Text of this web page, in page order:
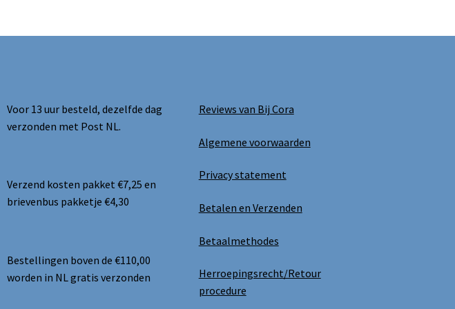
gekozen
worden
Voor 13 uur besteld, dezelfde dag
verzonden met Post NL.
Verzend kosten pakket €7,25 en
brievenbus pakketje €4,30
Bestellingen boven de €110,00
worden in NL gratis verzonden
Reviews van Bij Cora
Algemene voorwaarden
Privacy statement
Betalen en Verzenden
Betaalmethodes
Herroepingsrecht/Retour
procedure